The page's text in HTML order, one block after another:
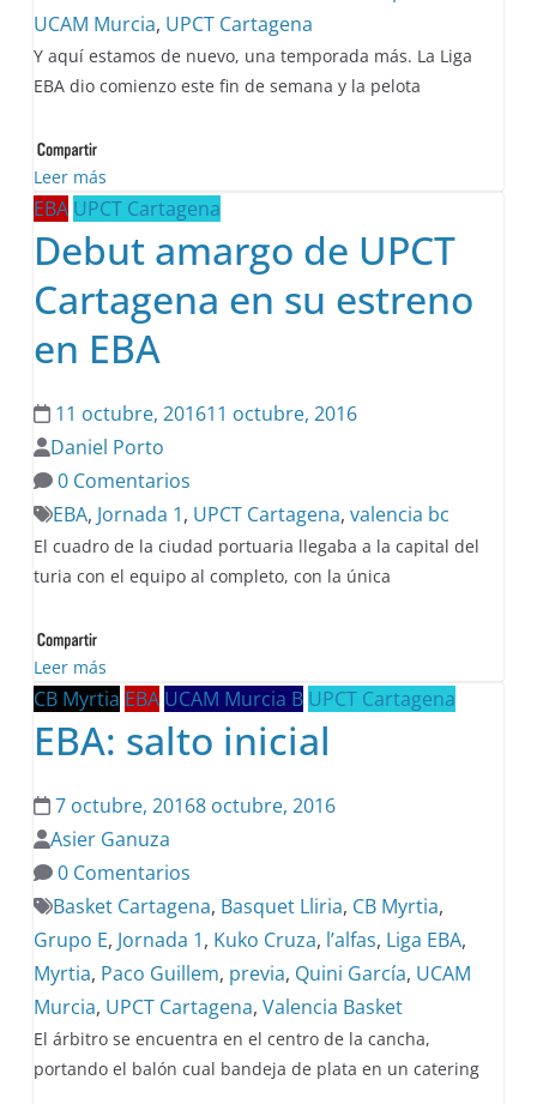
UCAM Murcia, UPCT Cartagena
Y aquí estamos de nuevo, una temporada más. La Liga
EBA dio comienzo este fin de semana y la pelota
Leer más
EBA UPCT Cartagena
Debut amargo de UPCT
Cartagena en su estreno
en EBA
11 octubre, 201611 octubre, 2016
Daniel Porto
0 Comentarios
EBA, Jornada 1, UPCT Cartagena,valencia bc
El cuadro de la ciudad portuaria llegaba a la capital del
turia con el equipo al completo, con la única
Leer más
CB Myrtia EBA UCAM Murcia B UPCT Cartagena
EBA: salto inicial
7 octubre, 20168 octubre, 2016
Asier Ganuza
0 Comentarios
Basket Cartagena, Basquet Lliria, CB Myrtia,
Grupo E, Jornada 1, Kuko Cruza, l’alfas, Liga EBA,
Myrtia, Paco Guillem, previa, Quini García, UCAM
Murcia, UPCT Cartagena,Valencia Basket
El árbitro se encuentra en el centro de la cancha,
portando el balón cual bandeja de plata en un catering